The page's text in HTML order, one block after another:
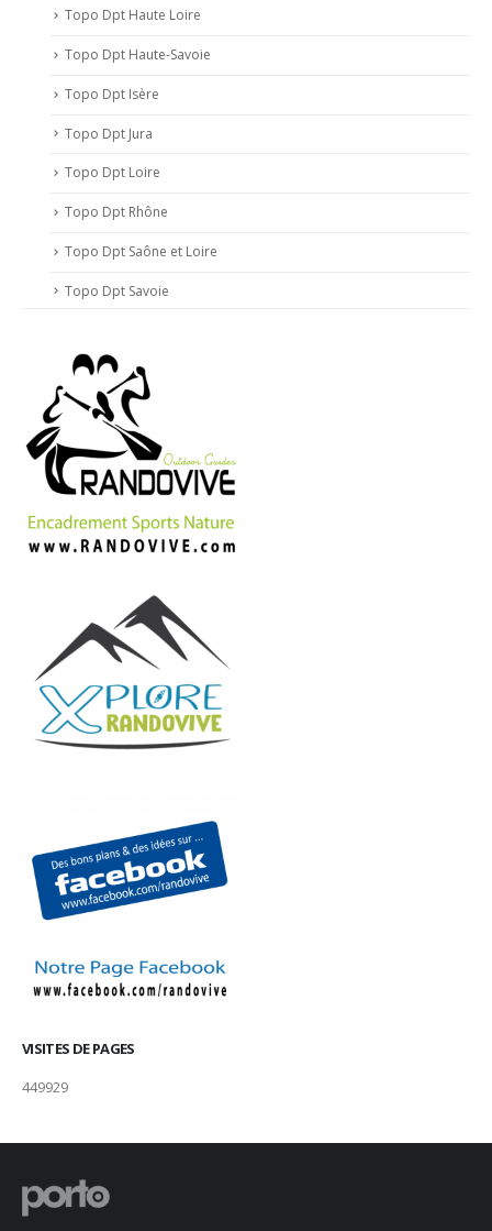
Topo Dpt Haute Loire
Topo Dpt Haute-Savoie
Topo Dpt Isère
Topo Dpt Jura
Topo Dpt Loire
Topo Dpt Rhône
Topo Dpt Saône et Loire
Topo Dpt Savoie
VISITES DE PAGES
449929